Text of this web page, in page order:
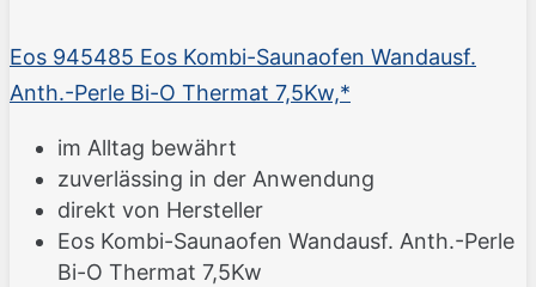
Eos 945485 Eos Kombi-Saunaofen Wandausf.
Anth.-Perle Bi-O Thermat 7,5Kw,*
im Alltag bewährt
zuverlässing in der Anwendung
direkt von Hersteller
Eos Kombi-Saunaofen Wandausf. Anth.-Perle
Bi-O Thermat 7,5Kw